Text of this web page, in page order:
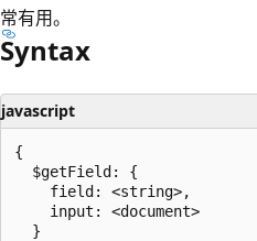
常有用。
Syntax
javascript
{
  $getField: {
    field: <string>,
    input: <document>
  }